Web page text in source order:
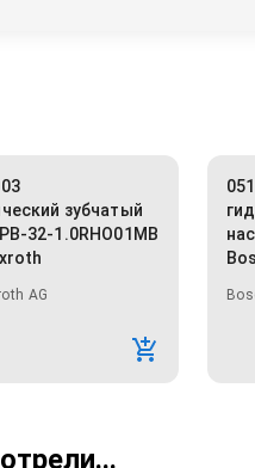
зубчатый
32-1.0RHO01MB
AG